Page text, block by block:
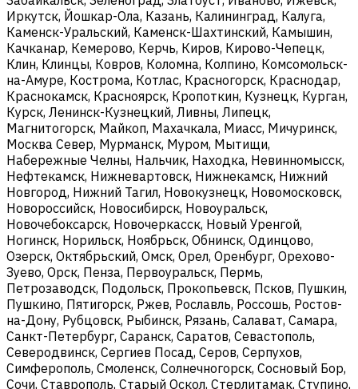
Иркутск, Йошкар-Ола, Казань, Калининград, Калуга,
Каменск-Уральский, Каменск-Шахтинский, Камышин,
Качканар, Кемерово, Керчь, Киров, Кирово-Чепецк,
Клин, Клинцы, Ковров, Коломна, Колпино, Комсомольск-
на-Амуре, Кострома, Котлас, Красногорск, Краснодар,
Краснокамск, Красноярск, Кропоткин, Кузнецк, Курган,
Курск, Ленинск-Кузнецкий, Ливны, Липецк,
Магнитогорск, Майкоп, Махачкала, Миасс, Мичуринск,
Москва Север, Мурманск, Муром, Мытищи,
Набережные Челны, Нальчик, Находка, Невинномысск,
Нефтекамск, Нижневартовск, Нижнекамск, Нижний
Новгород, Нижний Тагил, Новокузнецк, Новомосковск,
Новороссийск, Новосибирск, Новоуральск,
Новочебоксарск, Новочеркасск, Новый Уренгой,
Ногинск, Норильск, Ноябрьск, Обнинск, Одинцово,
Озерск, Октябрьский, Омск, Орел, Оренбург, Орехово-
Зуево, Орск, Пенза, Первоуральск, Пермь,
Петрозаводск, Подольск, Прокопьевск, Псков, Пушкин,
Пушкино, Пятигорск, Ржев, Рославль, Россошь, Ростов-
на-Дону, Рубцовск, Рыбинск, Рязань, Салават, Самара,
Санкт-Петербург, Саранск, Саратов, Севастополь,
Северодвинск, Сергиев Посад, Серов, Серпухов,
Симферополь, Смоленск, Солнечногорск, Сосновый Бор,
Сочи, Ставрополь, Старый Оскол, Стерлитамак, Ступино,